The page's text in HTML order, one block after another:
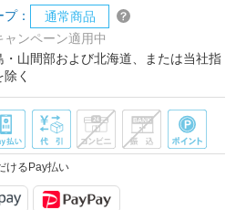
：
通常商品
ャンペーン適用中
山間部および北海道、または当社指
く
けるPay払い